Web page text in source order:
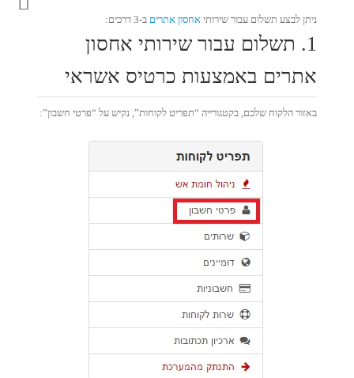
ניתן לבצע תשלום עבור שירותי אחסון אתרים ב-3 דרכים:
1. תשלום עבור שירותי אחסון
אתרים באמצעות כרטיס אשראי
באזור הלקוח שלכם, בקטגורייה “תפריט לקוחות”, נקיש על “פרטי חשבון”: